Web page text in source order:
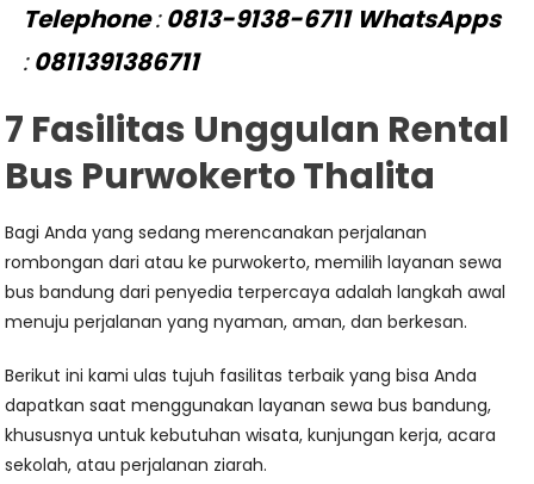
Telephone:0813-9138-6711 WhatsApps
:0811391386711
7 Fasilitas Unggulan Rental
Bus Purwokerto Thalita
Bagi Anda yang sedang merencanakan perjalanan
rombongan dari atau ke purwokerto, memilih layanan sewa
bus bandung dari penyedia terpercaya adalah langkah awal
menuju perjalanan yang nyaman, aman, dan berkesan.
Berikut ini kami ulas tujuh fasilitas terbaik yang bisa Anda
dapatkan saat menggunakan layanan sewa bus bandung,
khususnya untuk kebutuhan wisata, kunjungan kerja, acara
sekolah, atau perjalanan ziarah.